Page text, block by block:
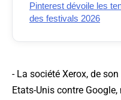
Pinterest dévoile les
des festivals 2026
- La société Xerox, de
Etats-Unis contre